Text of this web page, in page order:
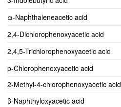
α-Naphthaleneacetic acid
2,4-Dichlorophenoxyacetic acid
2,4,5-Trichlorophenoxyacetic acid
p-Chlorophenoxyacetic acid
2-Methyl-4-chlorophenoxyacetic acid
β-Naphthyloxyacetic acid